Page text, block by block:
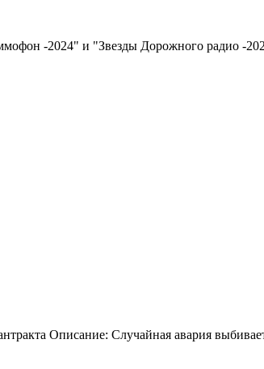
-2024" и "Звезды Дорожного
Описание: Случайная авария